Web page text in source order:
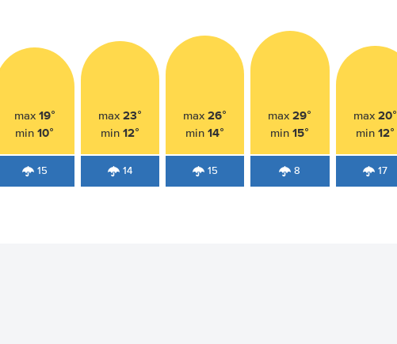
max 19°
min10°
15
max 23°
min 12°
14
max26°
min14°
15
max29°
min15°
8
max 20°
min 12°
17